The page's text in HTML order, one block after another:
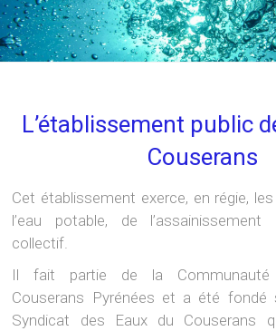
L’établissement public
Couserans
Cet établissement exerce, en régie,
l’eau potable, de
collectif.
Il fait partie de la Communauté
Couserans Pyrénées et a été fondé
Syndicat des Eaux du Couserans